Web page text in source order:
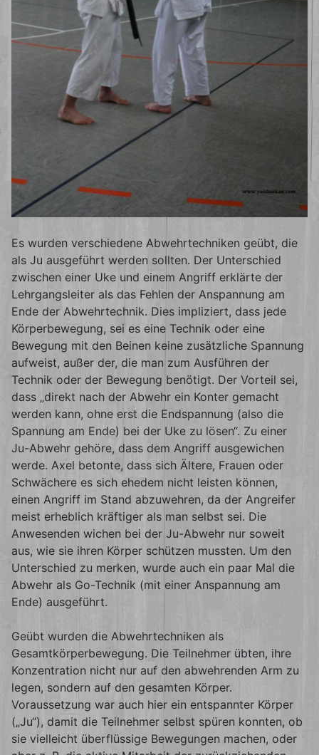
Es wurden verschiedene Abwehrtechniken geübt, die
als Ju ausgeführt werden sollten. Der Unterschied
zwischen einer Uke und einem Angriff erklärte der
Lehrgangsleiter als das Fehlen der Anspannung am
Ende der Abwehrtechnik. Dies impliziert, dass jede
Körperbewegung, sei es eine Technik oder eine
Bewegung mit den Beinen keine zusätzliche Spannung
aufweist, außer der, die man zum Ausführen der
Technik oder der Bewegung benötigt. Der Vorteil sei,
dass „direkt nach der Abwehr ein Konter gemacht
werden kann, ohne erst die Endspannung (also die
Spannung am Ende) bei der Uke zu lösen“. Zu einer
Ju-Abwehr gehöre, dass dem Angriff ausgewichen
werde. Axel betonte, dass sich Ältere, Frauen oder
Schwächere es sich ehedem nicht leisten können,
einen Angriff im Stand abzuwehren, da der Angreifer
meist erheblich kräftiger als man selbst sei. Die
Anwesenden wichen bei der Ju-Abwehr nur soweit
aus, wie sie ihren Körper schützen mussten. Um den
Unterschied zu merken, wurde auch ein paar Mal die
Abwehr als Go-Technik (mit einer Anspannung am
Ende) ausgeführt.
Geübt wurden die Abwehrtechniken als
Gesamtkörperbewegung. Die Teilnehmer übten, ihre
Konzentration nicht nur auf den abwehrenden Arm zu
legen, sondern auf den gesamten Körper.
Voraussetzung war auch hier ein entspannter Körper
(„Ju“), damit die Teilnehmer selbst spüren konnten, ob
sie vielleicht überflüssige Bewegungen machen, oder